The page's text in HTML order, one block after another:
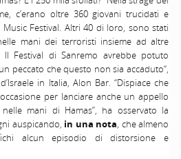
c’erano oltre 360 giovani trucidati e
Festival. Altri 40 di loro, sono stati
mani dei terroristi insieme ad altre
Festival di Sanremo avrebbe potuto
peccato che questo non sia accaduto“,
in Italia, Alon Bar. “Dispiace che
per lanciare anche un appello
mani di Hamas”, ha osservato la
auspicando, in una nota, che almeno
alcun episodio di distorsione e